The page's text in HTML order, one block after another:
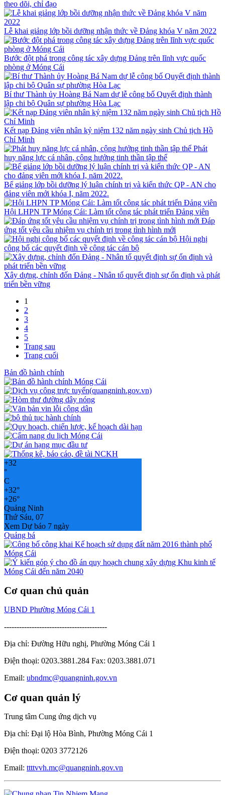
theo dõi, chỉ đạo
Lễ khai giảng lớp bồi dưỡng nhận thức về Đảng khóa V năm 2022
Bước đột phá trong công tác xây dựng Đảng trên lĩnh vực quốc
phòng ở Móng Cái
Bí thư Thành ủy Hoàng Bá Nam dự lễ công bố Quyết định thành
lập chi bộ Quân sự phường Hòa Lạc
Kết nạp Đảng viên nhân kỷ niệm 132 năm ngày sinh Chủ tịch Hồ
Chí Minh
Phát
huy năng lực cá nhân, cộng hưởng tinh thần tập thể
Bế giảng lớp bồi dưỡng lý luận chính trị và kiến thức QP - AN cho
đảng viên mới khóa I, năm 2022.
Hội LHPN TP Móng Cái: Làm tốt công tác phát triển Đảng viên
Đáp
ứng tốt yêu cầu nhiệm vụ chính trị trong tình hình mới
Hội nghị
công bố các quyết định về công tác cán bộ
Xây dựng, chỉnh đốn Đảng - Nhân tố quyết định sự ổn định và phát
triển bền vững
1
2
3
4
5
Trang sau
Trang cuối
Bản đồ hành chính
+32
°
C
+32°
+26°
Quảng Ninh
Thứ Sáu, 07
Xem Dự báo 7 ngày
Quảng bá
Cơ quan chủ quản
UBND Phường Móng Cái 1
-----------------------------------------
Địa chỉ: Đường Hữu nghị, Phường Móng Cái 1
Điện thoại: 0203.3881.284 Fax: 0203.3881.071
Email: ubndmc@quangninh.gov.vn
Cơ quan quản lý
Trung tâm Cung ứng dịch vụ
Địa chỉ: Đại lộ Hòa Bình, Phường Móng Cái 1
Điện thoại: 0203 3772126
Email: ttttvvh.mc@quangninh.gov.vn